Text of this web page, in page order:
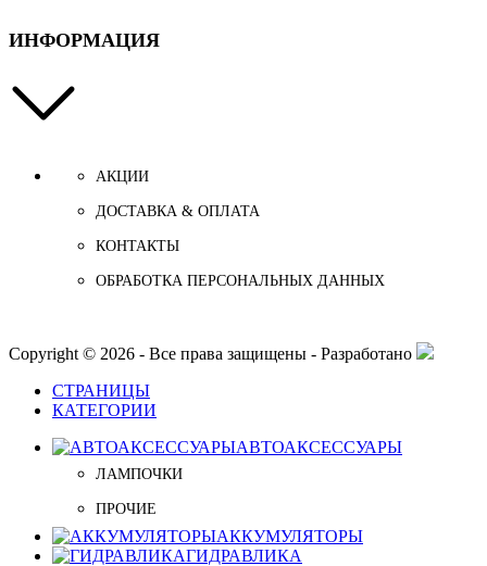
ИНФОРМАЦИЯ
АКЦИИ
ДОСТАВКА & ОПЛАТА
КОНТАКТЫ
ОБРАБОТКА ПЕРСОНАЛЬНЫХ ДАННЫХ
Copyright © 2026 - Все права защищены - Разработано
СТРАНИЦЫ
КАТЕГОРИИ
АВТОАКСЕССУАРЫ
ЛАМПОЧКИ
ПРОЧИЕ
АККУМУЛЯТОРЫ
ГИДРАВЛИКА